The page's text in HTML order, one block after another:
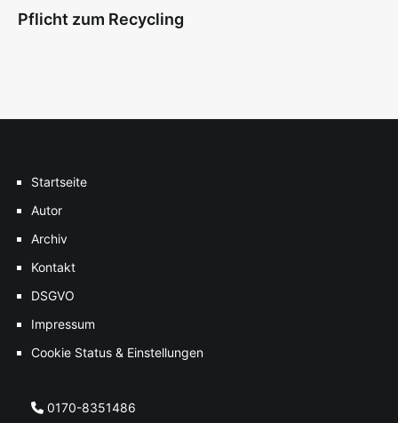
Pflicht zum Recycling
Startseite
Autor
Archiv
Kontakt
DSGVO
Impressum
Cookie Status & Einstellungen
0170-8351486